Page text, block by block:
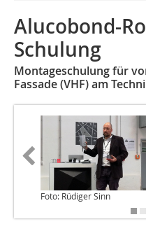
Alucobond-
Schulung
Montageschulung für
Fassade (VHF) am
Foto: Rüdiger Sinn